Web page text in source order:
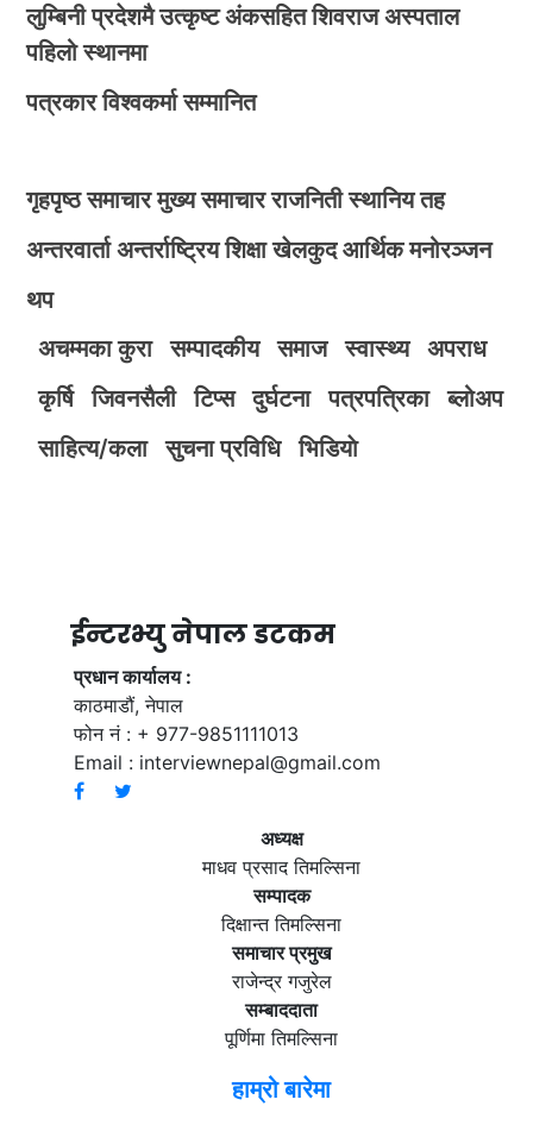
लुम्बिनी प्रदेशमै उत्कृष्ट अंकसहित शिवराज अस्पताल
पहिलो स्थानमा
पत्रकार विश्वकर्मा सम्मानित
गृहपृष्ठ समाचार मुख्य समाचार राजनिती स्थानिय तह
अन्तरवार्ता अन्तर्राष्ट्रिय शिक्षा खेलकुद आर्थिक मनोरञ्जन
थप
अचम्मका कुरा
सम्पादकीय समाज स्वास्थ्य
अपराध
कृर्षि
जिवनसैली टिप्स दुर्घटना पत्रपत्रिका
ब्लोअप
साहित्य/कला
सुचना प्रविधि भिडियाे
ईन्टरभ्यु नेपाल डटकम
प्रधान कार्यालय :
काठमाडौं, नेपाल
फोन नं : + 977-9851111013
Email : interviewnepal@gmail.com
अध्यक्ष
माधव प्रसाद तिमल्सिना
सम्पादक
दिक्षान्त तिमल्सिना
समाचार प्रमुख
राजेन्द्र गजुरेल
सम्बाददाता
पूर्णिमा तिमल्सिना
हाम्रो बारेमा